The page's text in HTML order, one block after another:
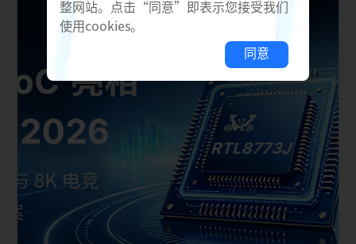
整网站。点击“同意”即表示您接受我们
使用cookies。
同意